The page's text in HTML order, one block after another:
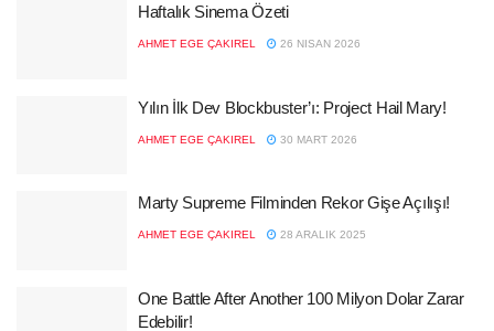
Haftalık Sinema Özeti
AHMET EGE ÇAKIREL 26 NISAN 2026
Yılın İlk Dev Blockbuster’ı: Project Hail Mary!
AHMET EGE ÇAKIREL 30 MART 2026
Marty Supreme Filminden Rekor Gişe Açılışı!
AHMET EGE ÇAKIREL 28 ARALIK 2025
One Battle After Another 100 Milyon Dolar Zarar
Edebilir!